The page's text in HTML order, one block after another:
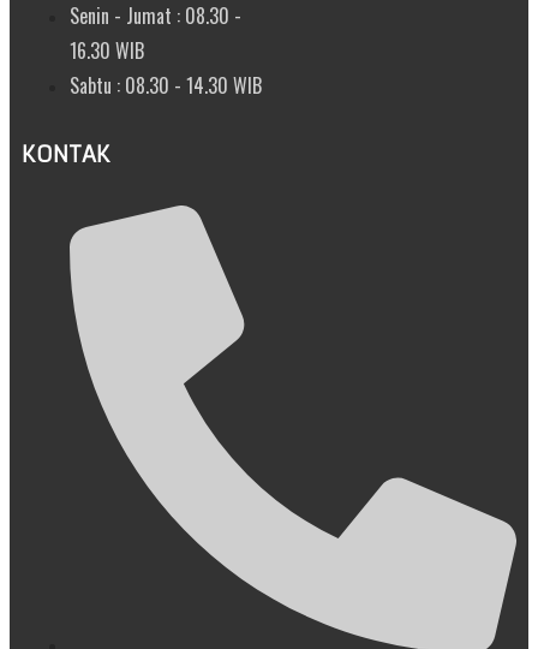
Senin - Jumat : 08.30 -
16.30 WIB
Sabtu : 08.30 - 14.30 WIB
KONTAK